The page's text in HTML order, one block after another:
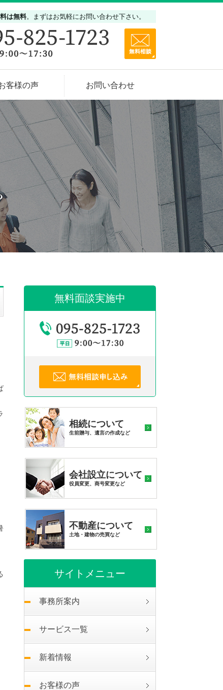
は無料。まずはお気軽にお問い合わせ下さい。
客様の声 お問い合わせ
無料面談実施中
相続について
生前贈与、遺言の作成など
会社設立について
役員変更、商号変更など
不動産について
土地・建物の売買など
サイトメニュー
事務所案内
サービス一覧
新着情報
お客様の声